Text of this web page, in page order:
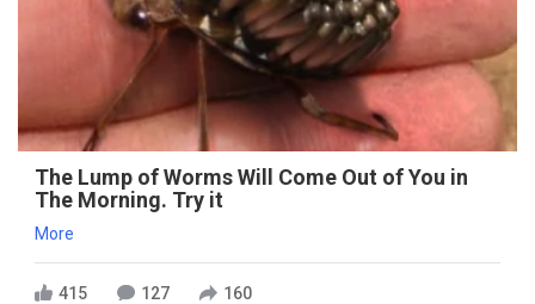
The Lump of Worms Will Come Out of You in
The Morning. Try it
More
415 127 160